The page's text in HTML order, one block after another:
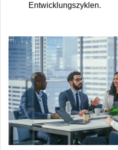
Entwicklungszyklen.